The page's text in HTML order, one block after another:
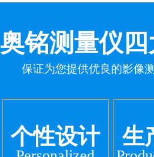
奥铭测量仪
保证为您提供优良的影像
个性设计 生